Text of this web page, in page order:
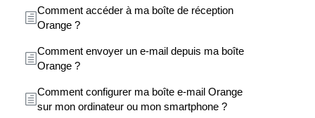
Comment accéder à ma boîte de réception
Orange ?
Comment envoyer un e-mail depuis ma boîte
Orange ?
Comment configurer ma boîte e-mail Orange
sur mon ordinateur ou mon smartphone ?